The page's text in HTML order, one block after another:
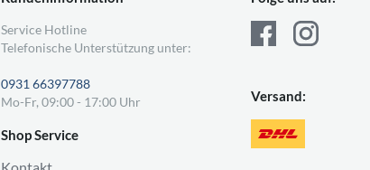
Service Hotline
Telefonische Unterstützung unter:
0931 66397788
Mo-Fr, 09:00 - 17:00 Uhr
Shop Service
Versand: